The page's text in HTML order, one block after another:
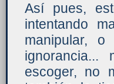
Así pues,
intentando
manipular,
escoger, no